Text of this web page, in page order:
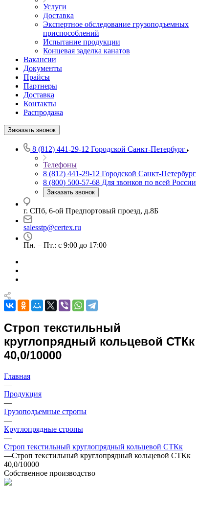
Услуги
Доставка
Экспертное обследование грузоподъемных
приспособлений
Испытание продукции
Концевая заделка канатов
Вакансии
Документы
Прайсы
Партнеры
Доставка
Контакты
Распродажа
Заказать звонок
8 (812) 441-29-12 Городской Санкт-Петербург
Телефоны
8 (812) 441-29-12 Городской Санкт-Петербург
8 (800) 500-57-68 Для звонков по всей России
Заказать звонок
г. СПб, 6-ой Предпортовый проезд, д.8Б
salesstp@certex.ru
Пн. – Пт.: с 9:00 до 17:00
Строп текстильный
круглопрядный кольцевой СТКк
40,0/10000
Главная
—
Продукция
—
Грузоподъемные стропы
—
Круглопрядные стропы
—
Строп текстильный круглопрядный кольцевой СТКк
—Строп текстильный круглопрядный кольцевой СТКк
40,0/10000
Собственное производство